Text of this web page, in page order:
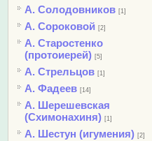
А. Солодовников [1]
А. Сороковой [2]
А. Старостенко
(протоиерей) [5]
А. Стрельцов [1]
А. Фадеев [14]
А. Шерешевская
(Схимонахиня) [1]
А. Шестун (игумения) [2]